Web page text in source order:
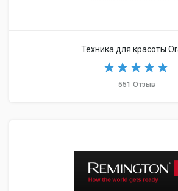
Техника для красоты
551 Отзыв